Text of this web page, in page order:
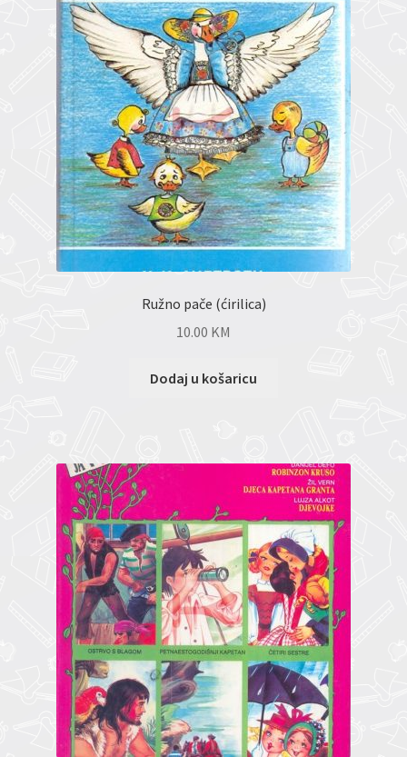
Ružno pače (ćirilica)
10.00 KM
Dodaj u košaricu